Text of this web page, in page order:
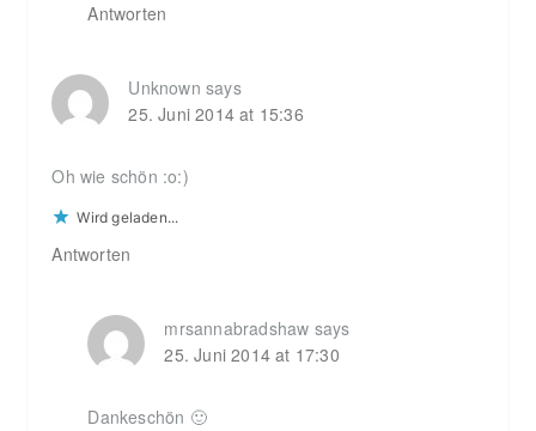
Antworten
Unknown says
25. Juni 2014 at 15:36
Oh wie schön :o:)
Wird geladen...
Antworten
mrsannabradshaw says
25. Juni 2014 at 17:30
Dankeschön 🙂